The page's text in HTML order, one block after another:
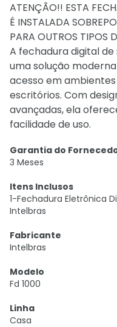
ATENÇÃO!! ESTA
É INSTALADA
PARA OUTROS TIPOS
A fechadura digital
uma solução
acesso em
escritórios. Com
avançadas, ela
facilidade de uso.
Garantia do
3 Meses
Itens Inclusos
1-Fechadura Eletrônica
Intelbras
Fabricante
Intelbras
Modelo
Fd 1000
Linha
Casa